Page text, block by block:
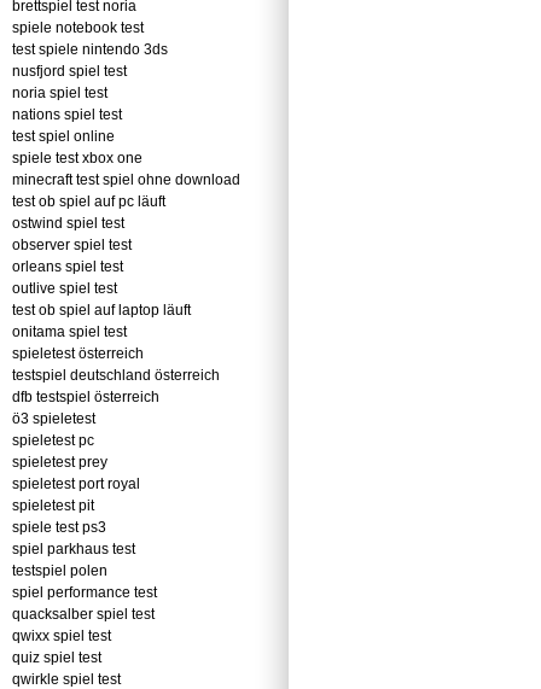
brettspiel test noria
spiele notebook test
test spiele nintendo 3ds
nusfjord spiel test
noria spiel test
nations spiel test
test spiel online
spiele test xbox one
minecraft test spiel ohne download
test ob spiel auf pc läuft
ostwind spiel test
observer spiel test
orleans spiel test
outlive spiel test
test ob spiel auf laptop läuft
onitama spiel test
spieletest österreich
testspiel deutschland österreich
dfb testspiel österreich
ö3 spieletest
spieletest pc
spieletest prey
spieletest port royal
spieletest pit
spiele test ps3
spiel parkhaus test
testspiel polen
spiel performance test
quacksalber spiel test
qwixx spiel test
quiz spiel test
qwirkle spiel test